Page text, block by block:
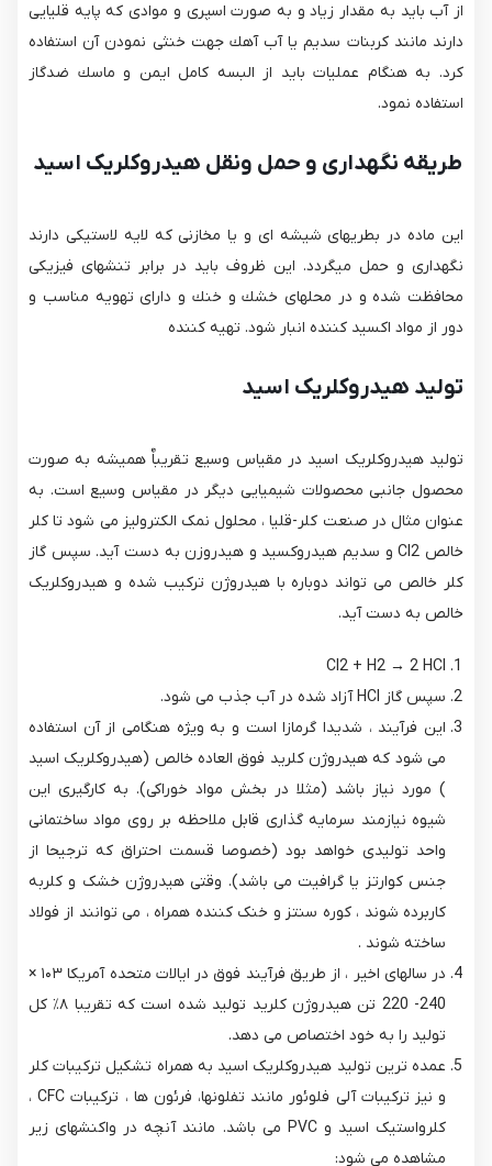
از آب باید به مقدار زیاد و به صورت اسپری و موادی كه پایه قلیایی
دارند مانند كربنات سدیم یا آب آهك جهت خنثی نمودن آن استفاده
كرد. به هنگام عملیات باید از البسه كامل ایمن و ماسك ضدگاز
استفاده نمود.
طریقه نگهداری و حمل ونقل هیدروکلریک اسید
این ماده در بطریهای شیشه ای و یا مخازنی كه لایه لاستیكی دارند
نگهداری و حمل میگردد. این ظروف باید در برابر تنشهای فیزیكی
محافظت شده و در محلهای خشك و خنك و دارای تهویه مناسب و
دور از مواد اكسید كننده انبار شود. تهیه كننده
تولید هیدروکلریک اسید
تولید هیدروکلریک اسید در مقیاس وسیع تقریباٌ همیشه به صورت
محصول جانبی محصولات شیمیایی دیگر در مقیاس وسیع است. به
عنوان مثال در صنعت کلر-قلیا ، محلول نمک الکترولیز می شود تا کلر
خالص Cl2 و سدیم هیدروکسید و هیدروزن به دست آید. سپس گاز
کلر خالص می تواند دوباره با هیدروژن ترکیب شده و هیدروکلریک
خالص به دست آید.
Cl2 + H2 → 2 HCl
سپس گاز HCl آزاد شده در آب جذب می شود.
این فرآیند ، شدیدا گرمازا است و به ویژه هنگامی از آن استفاده
می شود که هیدروژن کلرید فوق العاده خالص (هیدروکلریک اسید
) مورد نیاز باشد (مثلا در بخش مواد خوراکی). به کارگیری این
شیوه نیازمند سرمایه گذاری قابل ملاحظه بر روی مواد ساختمانی
واحد تولیدی خواهد بود (خصوصا قسمت احتراق که ترجیحا از
جنس کوارتز یا گرافیت می باشد). وقتی هیدروژن خشک و کلربه
کاربرده شوند ، کوره سنتز و خنک کننده همراه ، می توانند از فولاد
ساخته شوند .
در سالهای اخیر ، از طریق فرآیند فوق در ایالات متحده آمریکا ۱۰۳ ×
240- 220 تن هیدروژن کلرید تولید شده است که تقریبا ۸٪ کل
تولید را به خود اختصاص می دهد.
عمده ترین تولید هیدروکلریک اسید به همراه تشکیل ترکیبات کلر
و نیز ترکیبات آلی فلوئور مانند تفلونها، فرئون ها ، ترکیبات CFC ،
کلرواستیک اسید و PVC می باشد. مانند آنچه در واکنشهای زیر
مشاهده می شود: